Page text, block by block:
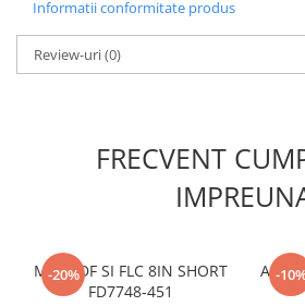
Informatii conformitate produs
Review-uri(0)
FRECVENT
-20%
M NK DF SI FLC 8IN SHORT
FD7748-451
-
AIR